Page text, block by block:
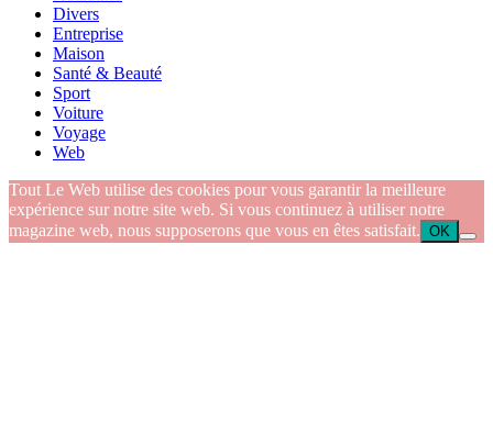
Divers
Entreprise
Maison
Santé & Beauté
Sport
Voiture
Voyage
Web
Tout Le Web utilise des cookies pour vous garantir la meilleure
expérience sur notre site web. Si vous continuez à utiliser notre
magazine web, nous supposerons que vous en êtes satisfait. OK